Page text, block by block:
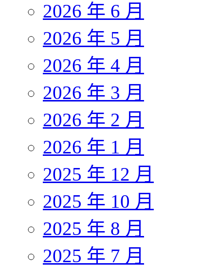
2026 年 6 月
2026 年 5 月
2026 年 4 月
2026 年 3 月
2026 年 2 月
2026 年 1 月
2025 年 12 月
2025 年 10 月
2025 年 8 月
2025 年 7 月